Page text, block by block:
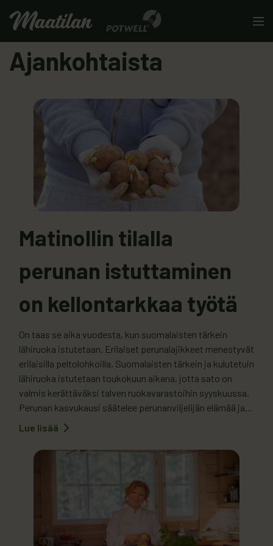
Ajankohtaista
Matinollin tilalla
perunan istuttaminen
on kellontarkkaa työtä
On taas se aika vuodesta, kun suomalaisten tärkein
lähiruoka istutetaan. Erilaiset perunalajikkeet menestyvät
erilaisilla peltolohkoilla. Suomalaisten tärkein ja kulutetuin
lähiruoka istutetaan toukokuun aikana, jotta sato on
valmis kerättäväksi talven ruokavarastoihin syyskuussa.
Perunan kasvukausi säätelee perunanviljelijän elämää ja
aikatauluja varhaisesta keväästä varhaiseen syksyyn,
”Se on siinä loppukeväästä istutuksen jälkeen,…
Lue lisää
:
tilalla
työtä